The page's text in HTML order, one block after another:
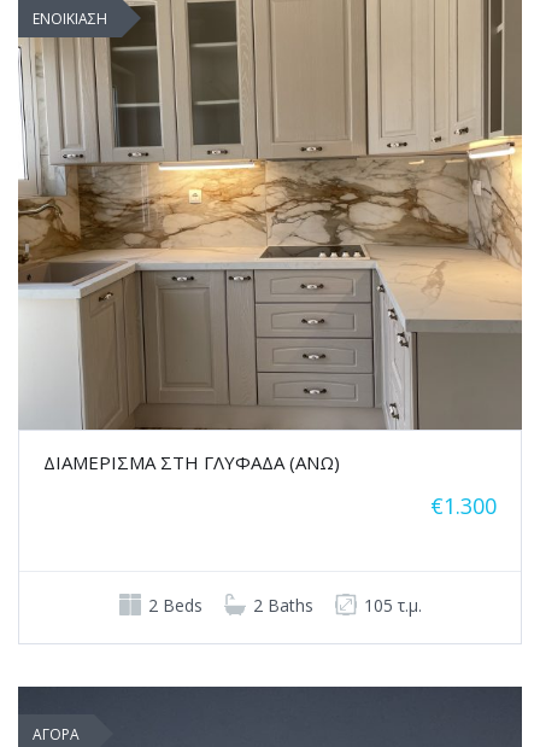
ΕΝΟΙΚΙΑΣΗ
ΔΙΑΜΕΡΙΣΜΑ ΣΤΗ ΓΛΥΦΑΔΑ (ΑΝΩ)
€1.300
2 Beds 2 Baths 105 τ.μ.
ΑΓΟΡΑ